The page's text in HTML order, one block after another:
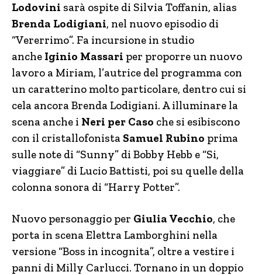
Lodovini sarà ospite di Silvia Toffanin, alias
Brenda Lodigiani, nel nuovo episodio di
“Vererrimo”. Fa incursione in studio
anche Iginio Massari per proporre un nuovo
lavoro a Miriam, l’autrice del programma con
un caratterino molto particolare, dentro cui si
cela ancora Brenda Lodigiani. A illuminare la
scena anche i Neri per Caso che si esibiscono
con il cristallofonista Samuel Rubino prima
sulle note di “Sunny” di Bobby Hebb e “Si,
viaggiare” di Lucio Battisti, poi su quelle della
colonna sonora di “Harry Potter”.
Nuovo personaggio per Giulia Vecchio, che
porta in scena Elettra Lamborghini nella
versione “Boss in incognita”, oltre a vestire i
panni di Milly Carlucci. Tornano in un doppio